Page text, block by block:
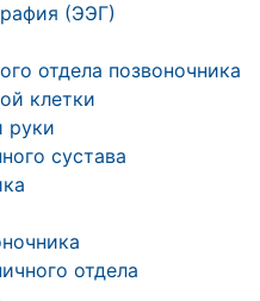
(ЭЭГ)
отдела позвоночника
клетки
руки
сустава
отдела